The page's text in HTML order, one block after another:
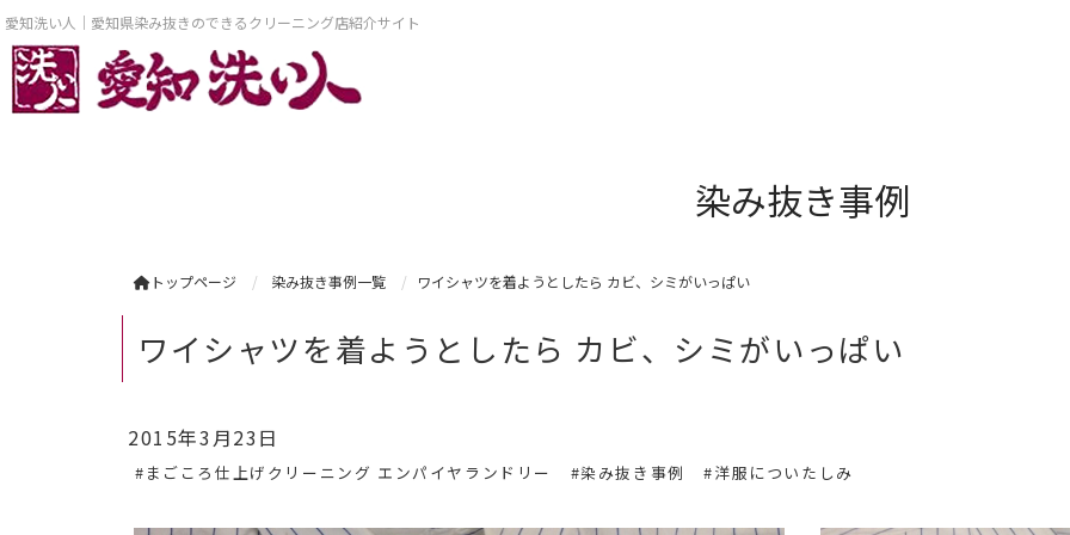
愛知洗い人｜愛知県染み抜きのできるクリーニング店紹介サイト
染み抜き事例
トップページ 染み抜き事例一覧 ワイシャツを着ようとしたら カビ、シミがいっぱい
ワイシャツを着ようとしたら カビ、シミがいっぱい
2015年3月23日
#まごころ仕上げクリーニング エンパイヤランドリー #染み抜き事例 #洋服についたしみ